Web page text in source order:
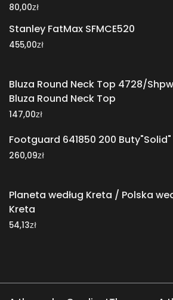
80,00zł
Stanley FatMax SFMCE520
455,00zł
Bluza Round Neck Top 4728/
Bluza Round Neck Top
147,00zł
Footguard 641850 200 Buty"Solid"
260,09zł
Planeta według Kreta / Polska
Kreta
54,13zł